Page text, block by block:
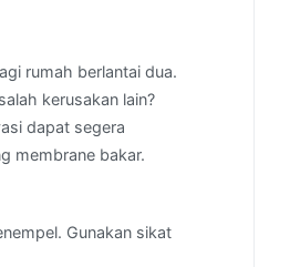
rumah berlantai dua.
kerusakan lain?
dapat segera
membrane bakar.
Gunakan sikat